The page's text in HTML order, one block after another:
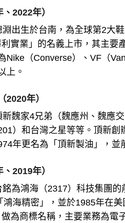
2022年）
出生於台南，為全球第2大
實業」的名義上市，其主要
Nike（Converse）、VF（
上。
2020年）
魏家4兄弟（魏應州、魏應
）和台灣之星等等。頂新
年更名為「頂新製油」，
2019年）
為鴻海（2317）科技集團
鴻海精密」，並於1985年在
為商標名稱，主要業務為電